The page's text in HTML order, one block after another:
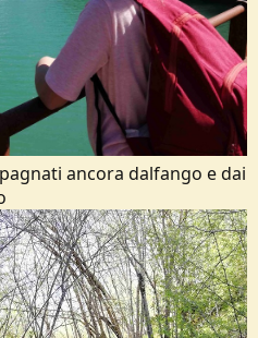
ancora dalfango e dai